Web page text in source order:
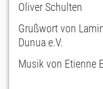
Oliver Schulten
Grußwort von
Dunua e.V.
Musik von Etienne